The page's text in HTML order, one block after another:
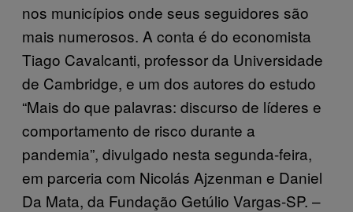
nos municípios onde seus seguidores são
mais numerosos. A conta é do economista
Tiago Cavalcanti, professor da Universidade
de Cambridge, e um dos autores do estudo
“Mais do que palavras: discurso de líderes e
comportamento de risco durante a
pandemia”, divulgado nesta segunda-feira,
em parceria com Nicolás Ajzenman e Daniel
Da Mata, da Fundação Getúlio Vargas-SP. –